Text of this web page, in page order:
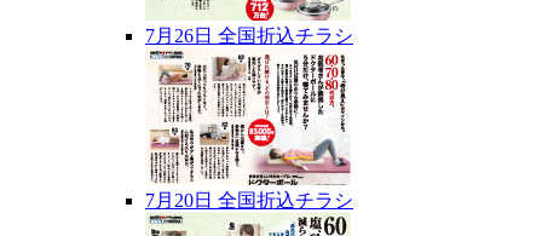
7月26日 全国折込チラシ
7月20日 全国折込チラシ